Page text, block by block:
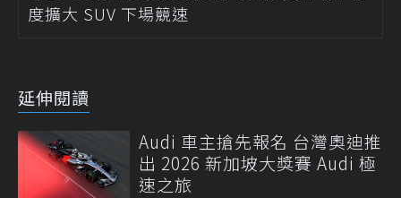
度擴大 SUV 下場競速
延伸閱讀
Audi 車主搶先報名 台灣奧迪推
出 2026 新加坡大獎賽 Audi 極
速之旅